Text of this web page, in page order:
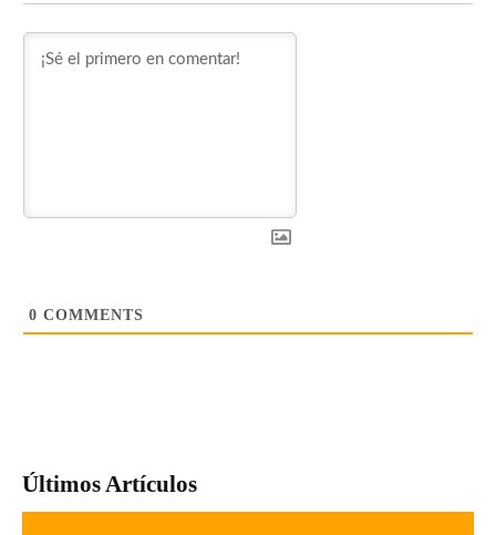
0 COMMENTS
Últimos Artículos